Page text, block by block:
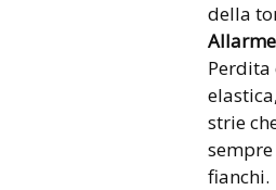
della
Perdita
strie
fianchi.